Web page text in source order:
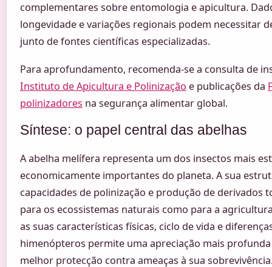
complementares sobre entomologia e apicultura.
longevidade e variações regionais podem necessitar
junto de fontes científicas especializadas.
Para aprofundamento, recomenda-se a consulta de
Instituto de Apicultura e Polinização e publicações da
polinizadores na segurança alimentar global.
Síntese: o papel central das abelhas
A abelha melífera representa um dos insectos mais
economicamente importantes do planeta. A sua
capacidades de polinização e produção de derivados
para os ecossistemas naturais como para a
as suas características físicas, ciclo de vida e
himenópteros permite uma apreciação mais
melhor protecção contra ameaças à sua